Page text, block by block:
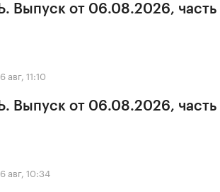
Выпуск от 06.08.2026, часть
авг, 11:10
Выпуск от 06.08.2026, часть
авг, 10:34